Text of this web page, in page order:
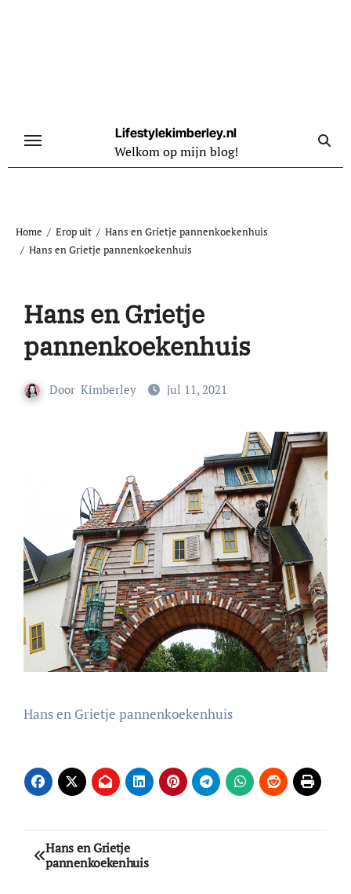
Lifestylekimberley.nl
Welkom op mijn blog!
Home Erop uit
Hans en Grietje pannenkoekenhuis
Hans en Grietje pannenkoekenhuis
Hans en Grietje
pannenkoekenhuis
Door Kimberley jul 11, 2021
Hans en Grietje pannenkoekenhuis
Bericht
navigatie
Hans en Grietje
pannenkoekenhuis